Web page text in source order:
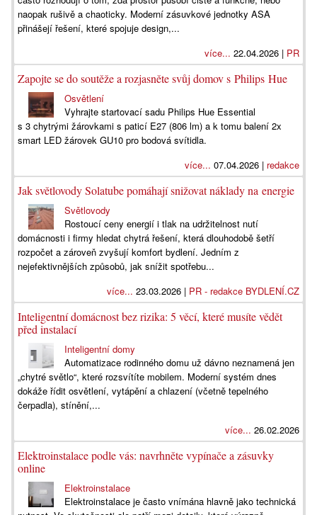
naopak rušivě a chaoticky. Moderní zásuvkové jednotky ASA
přinášejí řešení, které spojuje design,...
více... 22.04.2026 | PR
Zapojte se do soutěže a rozjasněte svůj domov s Philips Hue
Osvětlení
Vyhrajte startovací sadu Philips Hue Essential
s 3 chytrými žárovkami s paticí E27 (806 lm) a k tomu balení 2x
smart LED žárovek GU10 pro bodová svítidla.
více... 07.04.2026 | redakce
Jak světlovody Solatube pomáhají snižovat náklady na energie
Světlovody
Rostoucí ceny energií i tlak na udržitelnost nutí
domácnosti i firmy hledat chytrá řešení, která dlouhodobě šetří
rozpočet a zároveň zvyšují komfort bydlení. Jedním z
nejefektivnějších způsobů, jak snížit spotřebu...
více... 23.03.2026 | PR - redakce BYDLENÍ.CZ
Inteligentní domácnost bez rizika: 5 věcí, které musíte vědět
před instalací
Inteligentní domy
Automatizace rodinného domu už dávno neznamená jen
„chytré světlo“, které rozsvítíte mobilem. Moderní systém dnes
dokáže řídit osvětlení, vytápění a chlazení (včetně tepelného
čerpadla), stínění,...
více... 26.02.2026
Elektroinstalace podle vás: navrhněte vypínače a zásuvky
online
Elektroinstalace
Elektroinstalace je často vnímána hlavně jako technická